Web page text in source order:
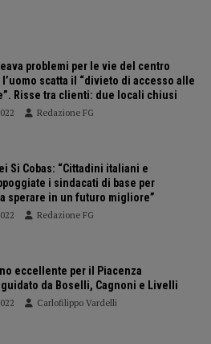
problemi per le vie del centro
scatta il “divieto di accesso alle
Risse tra clienti: due locali chiusi
Redazione FG
Si Cobas: “Cittadini italiani e
i sindacati di base per
sperare in un futuro migliore”
Redazione FG
eccellente per il Piacenza
guidato da Boselli, Cagnoni e Livelli
Carlofilippo Vardelli